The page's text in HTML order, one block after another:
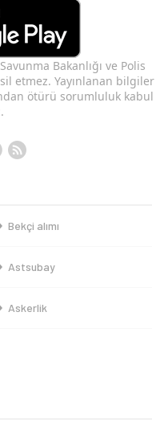
Bakanlığı ve Polis
etmez. Yayınlanan bilgiler
ötürü sorumluluk kabul
Bekçi alımı
Astsubay
Askerlik